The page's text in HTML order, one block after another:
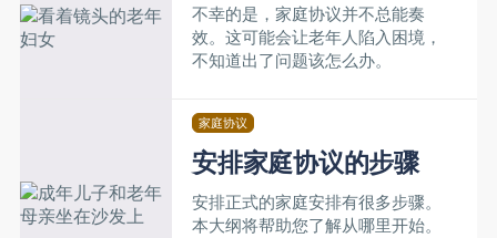
不幸的是，家庭协议并不总能奏
效。这可能会让老年人陷入困境，
不知道出了问题该怎么办。
家庭协议
安排家庭协议的步骤
安排正式的家庭安排有很多步骤。
本大纲将帮助您了解从哪里开始。